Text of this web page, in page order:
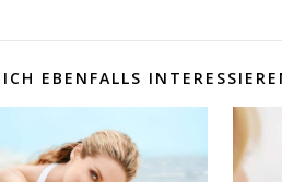
EBENFALLS